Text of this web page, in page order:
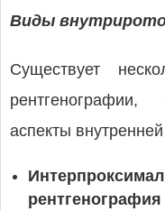
Виды
Существует
аспекты
рентгенография